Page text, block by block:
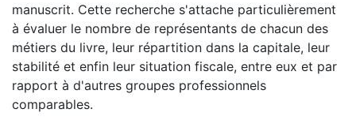
manuscrit. Cette recherche s'attache particulièrement
à évaluer le nombre de représentants de chacun des
métiers du livre, leur répartition dans la capitale, leur
stabilité et enfin leur situation fiscale, entre eux et par
rapport à d'autres groupes professionnels
comparables.